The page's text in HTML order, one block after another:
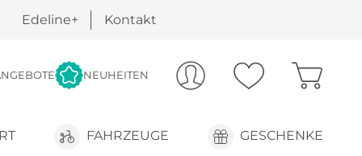
Edeline+ Kontakt
NEUHEITEN
FAHRZEUGE GESCHENKE